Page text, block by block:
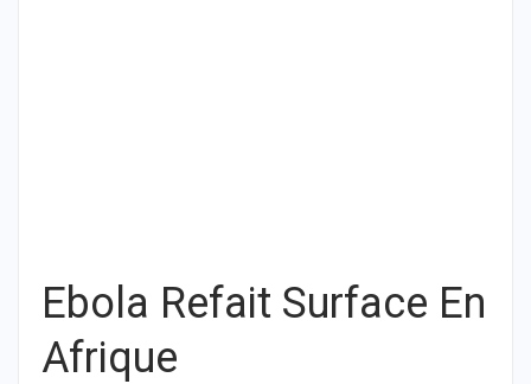
Ebola Refait Surface En
Afrique